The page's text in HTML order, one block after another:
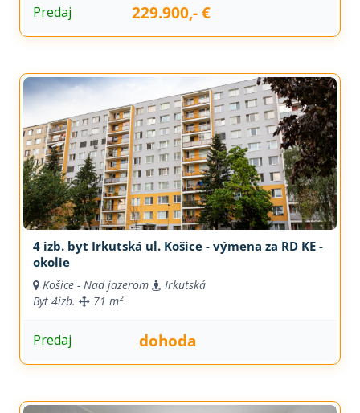
Predaj 229.900,- €
4 izb. byt Irkutská ul. Košice - výmena za RD KE -
okolie
Košice - Nad jazerom
Irkutská
Byt 4izb. 71 m²
Predaj dohoda